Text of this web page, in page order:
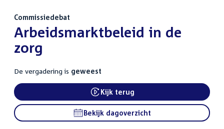
Commissiedebat
Arbeidsmarktbeleid in de
zorg
De vergadering is geweest
External link:
Kijk terug
Bekijk dagoverzicht